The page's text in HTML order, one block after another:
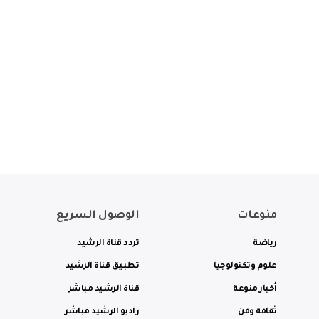
منوعات
رياضة
علوم وتكنولوجيا
أخبار منوعة
ثقافة وفن
الوصول السريع
تردد قناة الرشيد
تطبيق قناة الرشيد
قناة الرشيد مباشر
راديو الرشيد مباشر